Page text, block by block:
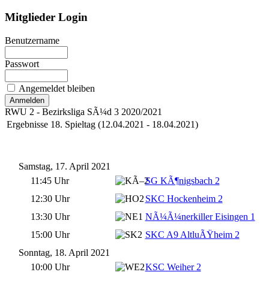
Mitglieder Login
Benutzername
Passwort
Angemeldet bleiben
RWU 2 - Bezirksliga SÃ¼d 3 2020/2021
Ergebnisse 18. Spieltag (12.04.2021 - 18.04.2021)
Samstag, 17. April 2021
11:45 Uhr
SG KÃ¶nigsbach 2
12:30 Uhr
SKC Hockenheim 2
13:30 Uhr
NÃ¼Ã¼nerkiller Eisingen 1
15:00 Uhr
SKC A9 AltluÃŸheim 2
Sonntag, 18. April 2021
10:00 Uhr
KSC Weiher 2